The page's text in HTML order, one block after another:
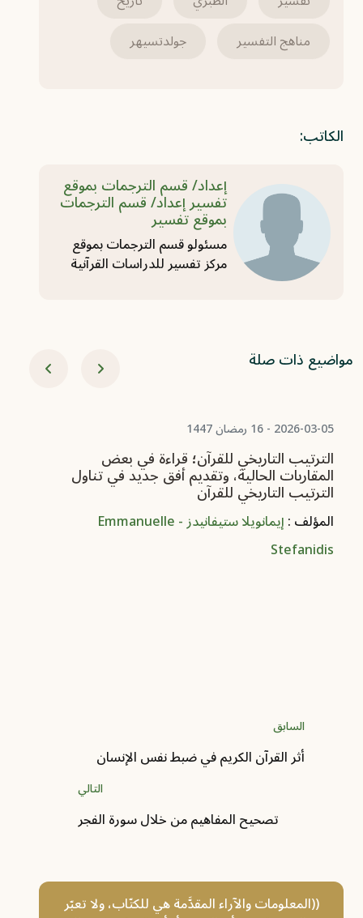
مناهج التفسير
جولدتسيهر
الكاتب:
إعداد/ قسم الترجمات بموقع
تفسير إعداد/ قسم الترجمات
بموقع تفسير
مسئولو قسم الترجمات بموقع
مركز تفسير للدراسات القرآنية
مواضيع ذات صلة
2026-03-05 - 16 رمضان 1447
السابق
أثر القرآن الكريم في ضبط نفس الإنسان
التالي